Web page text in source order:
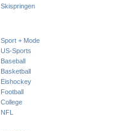
Skispringen
Sport + Mode
US-Sports
Baseball
Basketball
Eishockey
Football
College
NFL